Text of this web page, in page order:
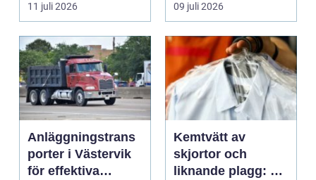
11 juli 2026 09 juli 2026
Anläggningstrans
porter i Västervik
för effektiva
Kemtvätt av
skjortor och
liknande plagg: Så